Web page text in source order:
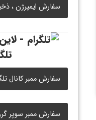
سفارش ایمپرژن ،
سفارش ممبر کانال
سفارش ممبر سوپر